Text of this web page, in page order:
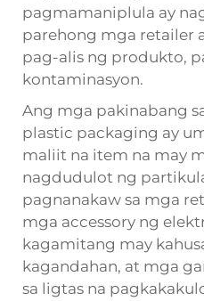
pagmamaniplula ay
parehong mga retailer
pag-alis ng produkto,
kontaminasyon.
Ang mga pakinabang
plastic packaging ay
maliit na item na may
nagdudulot ng
pagnanakaw sa mga
mga accessory ng
kagamitang may
kagandahan, at mga
sa ligtas na